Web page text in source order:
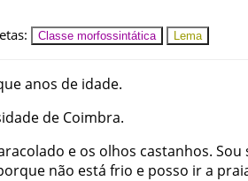
: Classe morfossintática Lema
anos de idade.
de Coimbra.
e os olhos castanhos. Sou
não está frio e posso ira